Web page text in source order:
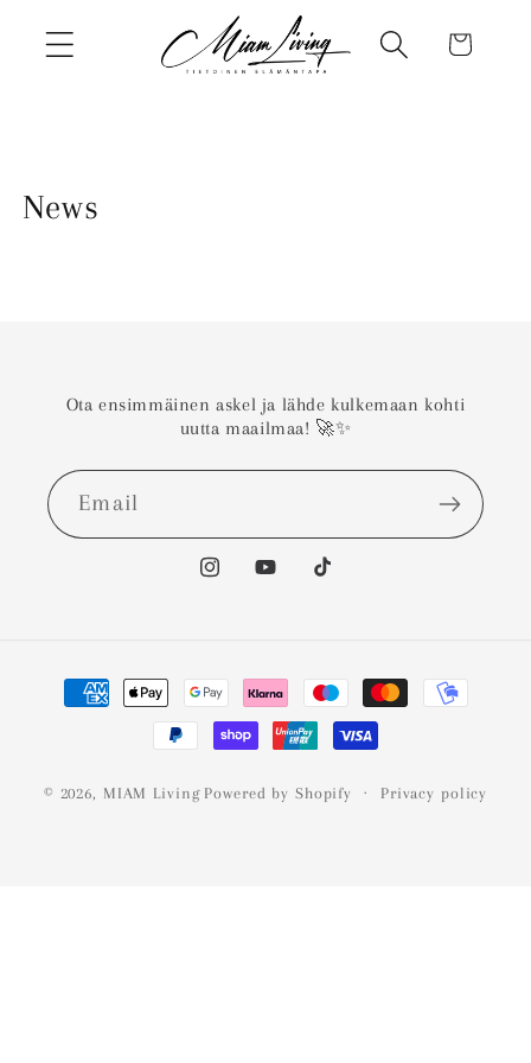
content
Cart
News
Ota ensimmäinen askel ja lähde kulkemaan kohti
uutta maailmaa! 🚀✨
Email
InstagramYouTubeTikTok
Payment
© 2026, MIAM Living Powered by Shopify Privacy policy